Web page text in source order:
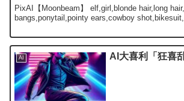
PixAI【Moonbeam】 elf,girl,blonde hair,long
bangs,ponytail,pointy ears,cowboy
AI AI大喜利「狂喜